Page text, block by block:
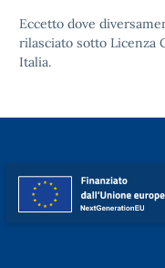
Eccetto dove
rilasciato sotto Licenza
Italia.